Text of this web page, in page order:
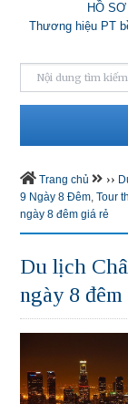
HỒ
Thương hiệu PT
Trang chủ ››
9 Ngày 8 Đêm,Tour
ngày 8 đêm giá rẻ
Du lịch
ngày 8